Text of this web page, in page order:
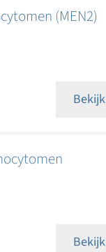
(MEN2)
Bekijk
Bekijk